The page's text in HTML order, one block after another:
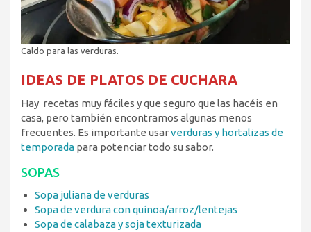
Caldo para las verduras.
IDEAS DE PLATOS DE CUCHARA
Hay recetas muy fáciles y que seguro que las hacéis en
casa, pero también encontramos algunas menos
frecuentes. Es importante usarverduras y hortalizas de
temporada para potenciar todo su sabor.
SOPAS
Sopa juliana de verduras
Sopa de verdura con quínoa/arroz/lentejas
Sopa de calabaza y soja texturizada